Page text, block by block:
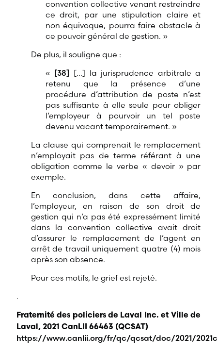
convention collective venant restreindre
ce droit, par une stipulation claire et
non équivoque, pourra faire obstacle à
ce pouvoir général de gestion. »
De plus, il souligne que :
« [38] […] la jurisprudence arbitrale a
retenu que la présence d’une
procédure d’attribution de poste n’est
pas suffisante à elle seule pour obliger
l’employeur à pourvoir un tel poste
devenu vacant temporairement. »
La clause qui comprenait le remplacement
n’employait pas de terme référant à une
obligation comme le verbe « devoir » par
exemple.
En conclusion, dans cette affaire,
l’employeur, en raison de son droit de
gestion qui n’a pas été expressément limité
dans la convention collective avait droit
d’assurer le remplacement de l’agent en
arrêt de travail uniquement quatre (4) mois
après son absence.
Pour ces motifs, le grief est rejeté.
.
Fraternité des policiers de Laval Inc. et Ville de
Laval, 2021 CanLII 66463 (QCSAT)
https://www.canlii.org/fr/qc/qcsat/doc/2021/